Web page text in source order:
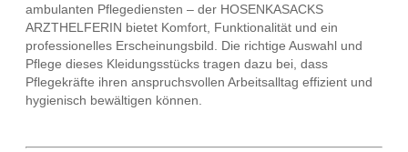
ambulanten Pflegediensten – der HOSENKASACKS
ARZTHELFERIN bietet Komfort, Funktionalität und ein
professionelles Erscheinungsbild. Die richtige Auswahl und
Pflege dieses Kleidungsstücks tragen dazu bei, dass
Pflegekräfte ihren anspruchsvollen Arbeitsalltag effizient und
hygienisch bewältigen können.